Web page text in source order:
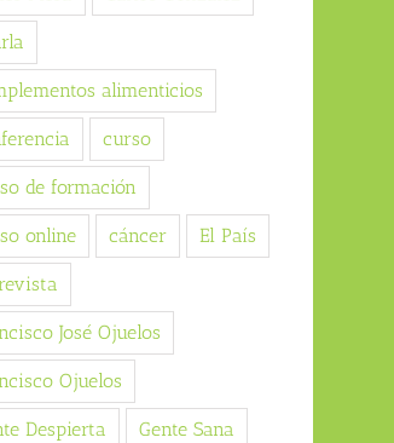
alimenticios
curso
de formación
online cáncer El País
José Ojuelos
Ojuelos
Despierta Gente Sana